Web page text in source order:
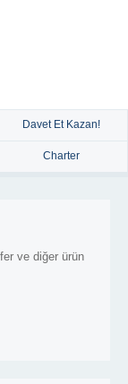
Davet Et Kazan!
Charter
ve diğer ürün